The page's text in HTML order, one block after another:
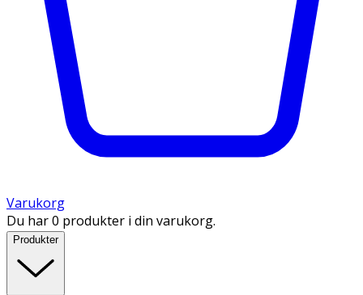
Varukorg
Du har 0 produkter i din varukorg.
Produkter